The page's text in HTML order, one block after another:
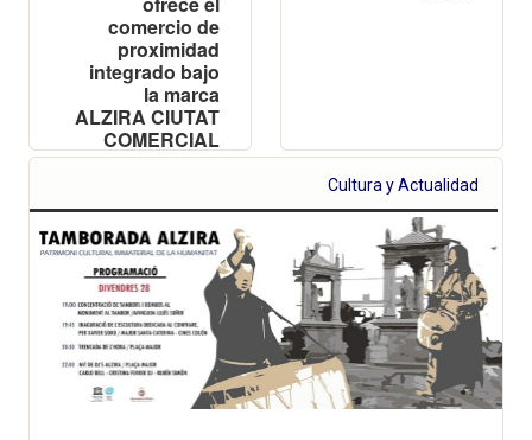
comercio de
proximidad
integrado bajo
la marca
ALZIRA CIUTAT
COMERCIAL
Cultura y Actualidad